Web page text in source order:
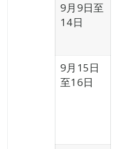
9月9日至
14日
9月15日
至16日